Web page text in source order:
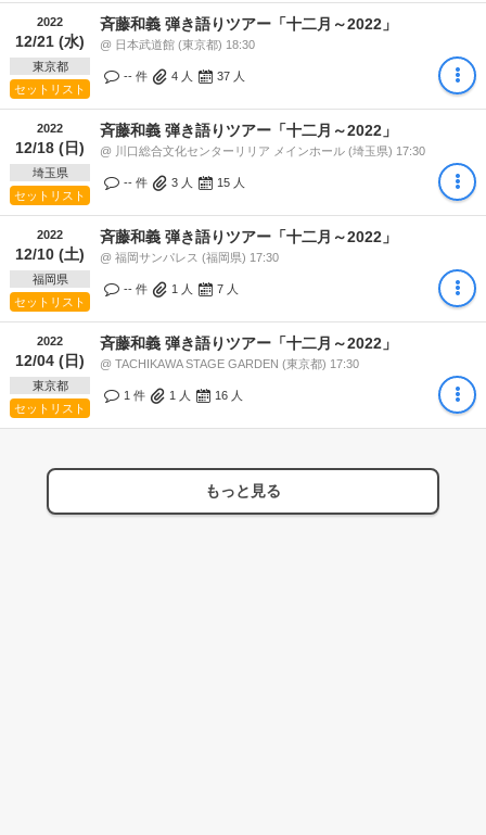
2022
12/21 (水)
東京都
セットリスト
斉藤和義 弾き語りツアー「十二月～2022」
@ 日本武道館 (東京都) 18:30
-- 件 4 人 37 人
2022
12/18 (日)
埼玉県
セットリスト
斉藤和義 弾き語りツアー「十二月～2022」
@ 川口総合文化センターリリア メインホール (埼玉県) 17:30
-- 件 3 人 15 人
2022
12/10 (土)
福岡県
セットリスト
斉藤和義 弾き語りツアー「十二月～2022」
@ 福岡サンパレス (福岡県) 17:30
-- 件 1 人 7 人
2022
12/04 (日)
東京都
セットリスト
斉藤和義 弾き語りツアー「十二月～2022」
@ TACHIKAWA STAGE GARDEN (東京都) 17:30
1 件 1 人 16 人
もっと見る